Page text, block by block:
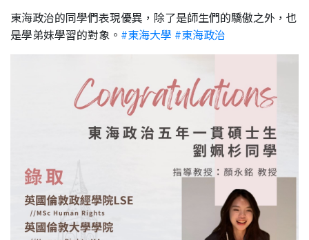
東海政治的同學們表現優異，除了是師生們的驕傲之外，也
是學弟妹學習的對象。 #東海大學 #東海政治